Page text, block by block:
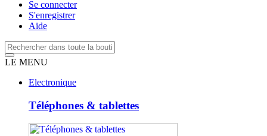
Se connecter
S'enregistrer
Aide
LE MENU
Electronique
Téléphones & tablettes